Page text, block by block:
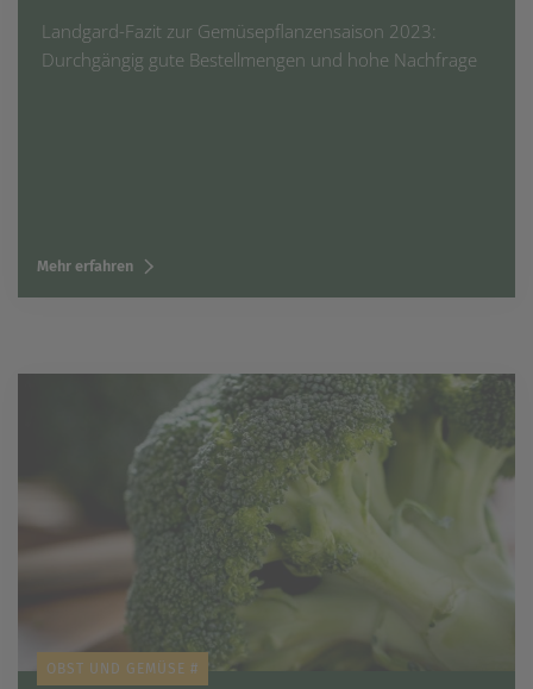
Landgard-Fazit zur Gemüsepflanzensaison 2023:
Durchgängig gute Bestellmengen und hohe Nachfrage
Mehr erfahren
OBST UND GEMÜSE #